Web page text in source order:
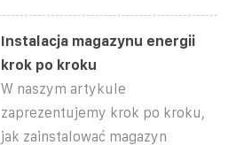
Instalacja magazynu energii
krok po kroku
W naszym artykule
zaprezentujemy krok po kroku,
jak zainstalować magazyn